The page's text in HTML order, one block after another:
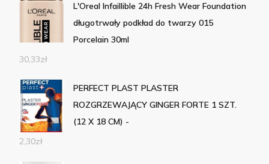
L'Oreal Infaillible 24h Fresh Wear Foundation
długotrwały podkład do twarzy 015
Porcelain 30ml
30,33zł
PERFECT PLAST PLASTER
ROZGRZEWAJĄCY GINGER FORTE 1 SZT.
(12 X 18 CM) -
2,30zł